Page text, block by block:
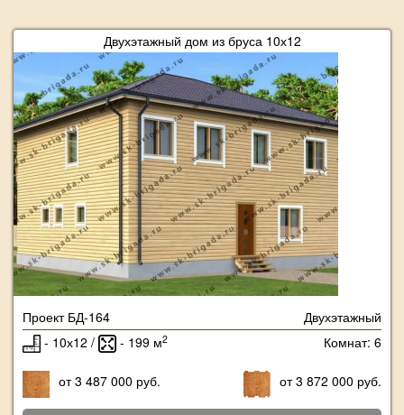
Двухэтажный дом из бруса 10х12
Проект БД-164
Двухэтажный
- 10х12 /
- 199 м2 Комнат: 6
от 3 487 000 руб. от 3 872 000 руб.